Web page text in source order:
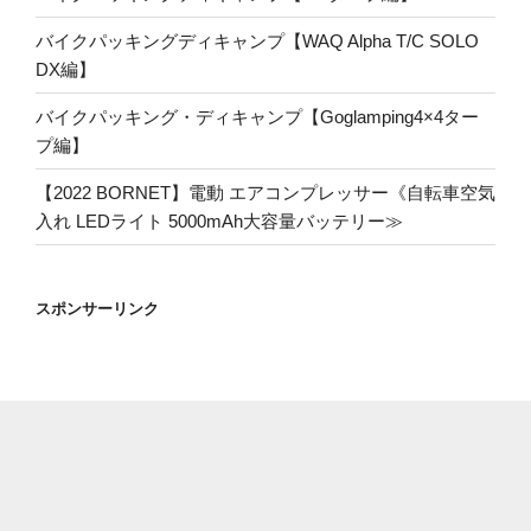
バイクパッキングディキャンプ【WAQ Alpha T/C SOLO
DX編】
バイクパッキング・ディキャンプ【Goglamping4×4ター
プ編】
【2022 BORNET】電動 エアコンプレッサー《自転車空気
入れ LEDライト 5000mAh大容量バッテリー≫
スポンサーリンク